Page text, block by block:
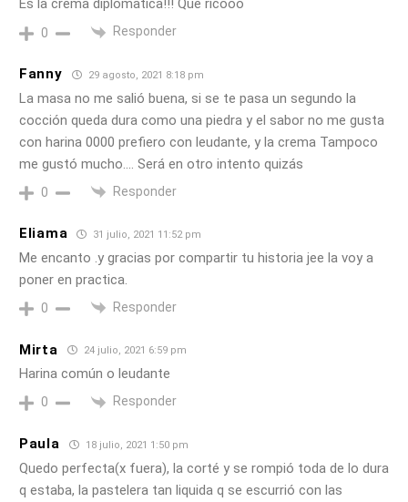
Es la crema diplomatica!!! Que ricooo
0 Responder
Fanny 29 agosto, 2021 8:18 pm
La masa no me salió buena, si se te pasa un segundo la
cocción queda dura como una piedra y el sabor no me gusta
con harina 0000 prefiero con leudante, y la crema Tampoco
me gustó mucho…. Será en otro intento quizás
0 Responder
Eliama 31 julio, 2021 11:52 pm
Me encanto .y gracias por compartir tu historia jee la voy a
poner en practica.
0 Responder
Mirta 24 julio, 2021 6:59 pm
Harina común o leudante
0 Responder
Paula 18 julio, 2021 1:50 pm
Quedo perfecta(x fuera), la corté y se rompió toda de lo dura
q estaba, la pastelera tan liquida q se escurrió con las